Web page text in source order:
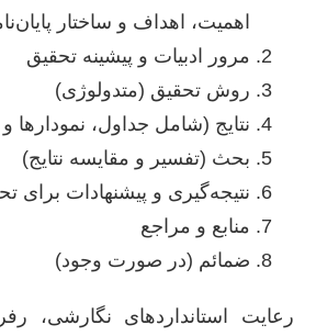
اهمیت، اهداف و ساختار
مرور ادبیات و پیشینه تحقیق
روش تحقیق (متدولوژی)
نتایج (شامل جداول، نمودارها
بحث (تفسیر و مقایسه نتایج)
نتیجه‌گیری و پیشنهادات برای
منابع و مراجع
ضمائم (در صورت وجود)
رعایت استانداردهای نگارشی،